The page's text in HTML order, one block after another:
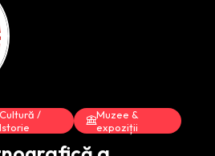
/
Muzee &
expoziții